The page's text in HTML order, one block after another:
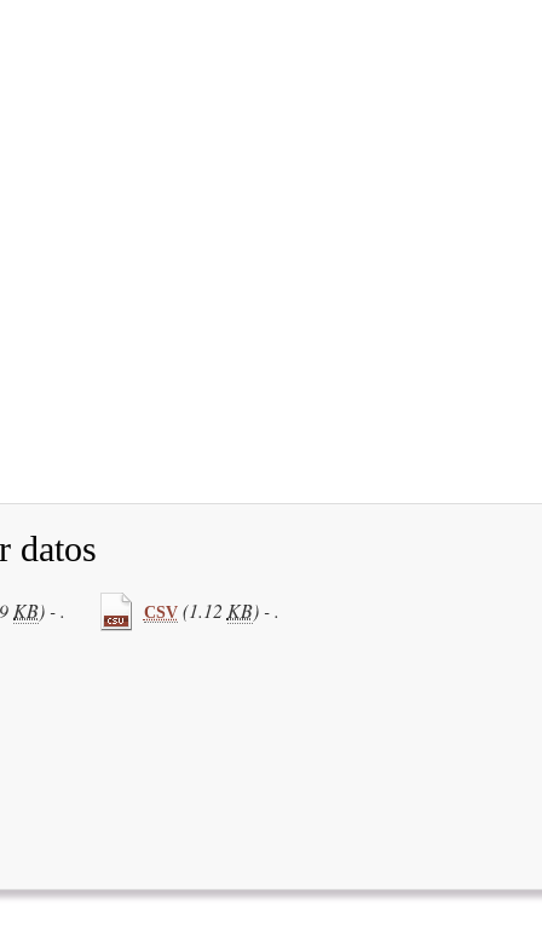
datos
KB) - . CSV (1.12 KB) - .